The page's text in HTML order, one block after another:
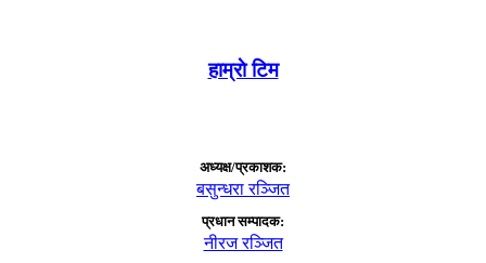
हाम्राे टिम
अध्यक्ष/प्रकाशक:
बसुन्धरा रञ्जित
प्रधान सम्पादक:
नीरज रञ्जित